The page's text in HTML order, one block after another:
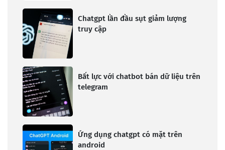
Chatgpt lần đầu sụt giảm lượng
truy cập
Bất lực với chatbot bán dữ liệu trên
telegram
Ứng dụng chatgpt có mặt trên
android